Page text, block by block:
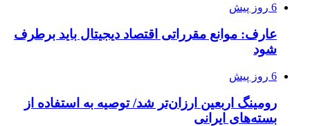
6 روز پیش
عارف: موانع مقرراتی اقتصاد دیجیتال باید برطرف
شود
6 روز پیش
رومینگ اربعین ارزان‌تر شد/ توصیه به استفاده از
بسته‌های ایرانی